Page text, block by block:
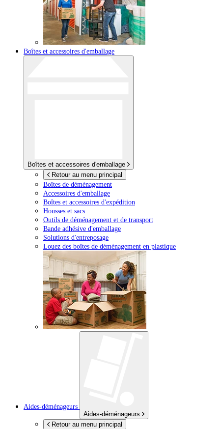
Boîtes et accessoires d'emballage
Boîtes et accessoires d'emballage
Retour au menu principal
Boîtes de déménagement
Accessoires d'emballage
Boîtes et accessoires d'expédition
Housses et sacs
Outils de déménagement et de transport
Bande adhésive d'emballage
Solutions d'entreposage
Louez des boîtes de déménagement en plastique
Aides-déménageurs
Aides-déménageurs
Retour au menu principal